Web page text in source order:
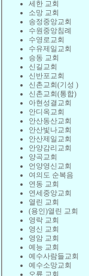
세한 교회
소망 교회
송정중앙교회
수원중앙침례
수영로교회
수유제일교회
승동 교회
신길교회
신반포교회
신촌교회(기성 )
신촌교회(통합)
아현성결교회
안디옥교회
안산동산교회
안산빛나교회
안산제일교회
안양감리교회
양곡교회
언양영신교회
여의도 순복음
연동 교회
연세중앙교회
열린 교회
(용인)열린 교회
영락 교회
영신 교회
영암 교회
예능 교회
예수사람들교회
예수소망교회
오륜 교회